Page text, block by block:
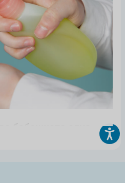
нежна и все още не си е